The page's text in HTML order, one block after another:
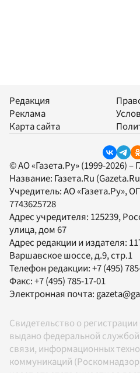
Редакция
Реклама
Карта сайта
© АО «Газета.Ру» (1999-2026)
Название: Газета.Ru
Учредитель:АО «Газета.Ру»,
7743625728
Адрес учредителя: 125239,
улица, дом 67
Адрес редакции и издателя:
Варшавское шоссе, д.9, стр.1
Телефон редакции:+7 (495)
Факс:+7 (495) 785-17-01
Электронная почта:
Свидетельство о
выдано федеральной
связи, информационных
коммуникаций